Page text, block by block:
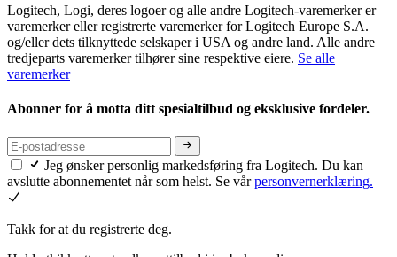
Logitech, Logi, deres logoer og alle andre Logitech-varemerker er
varemerker eller registrerte varemerker for Logitech Europe S.A.
og/eller dets tilknyttede selskaper i USA og andre land. Alle andre
tredjeparts varemerker tilhører sine respektive eiere. Se alle
varemerker
Abonner for å motta ditt spesialtilbud og eksklusive fordeler.
Jeg ønsker personlig markedsføring fra Logitech. Du kan
avslutte abonnementet når som helst. Se vårpersonvernerklæring.
Takk for at du registrerte deg.